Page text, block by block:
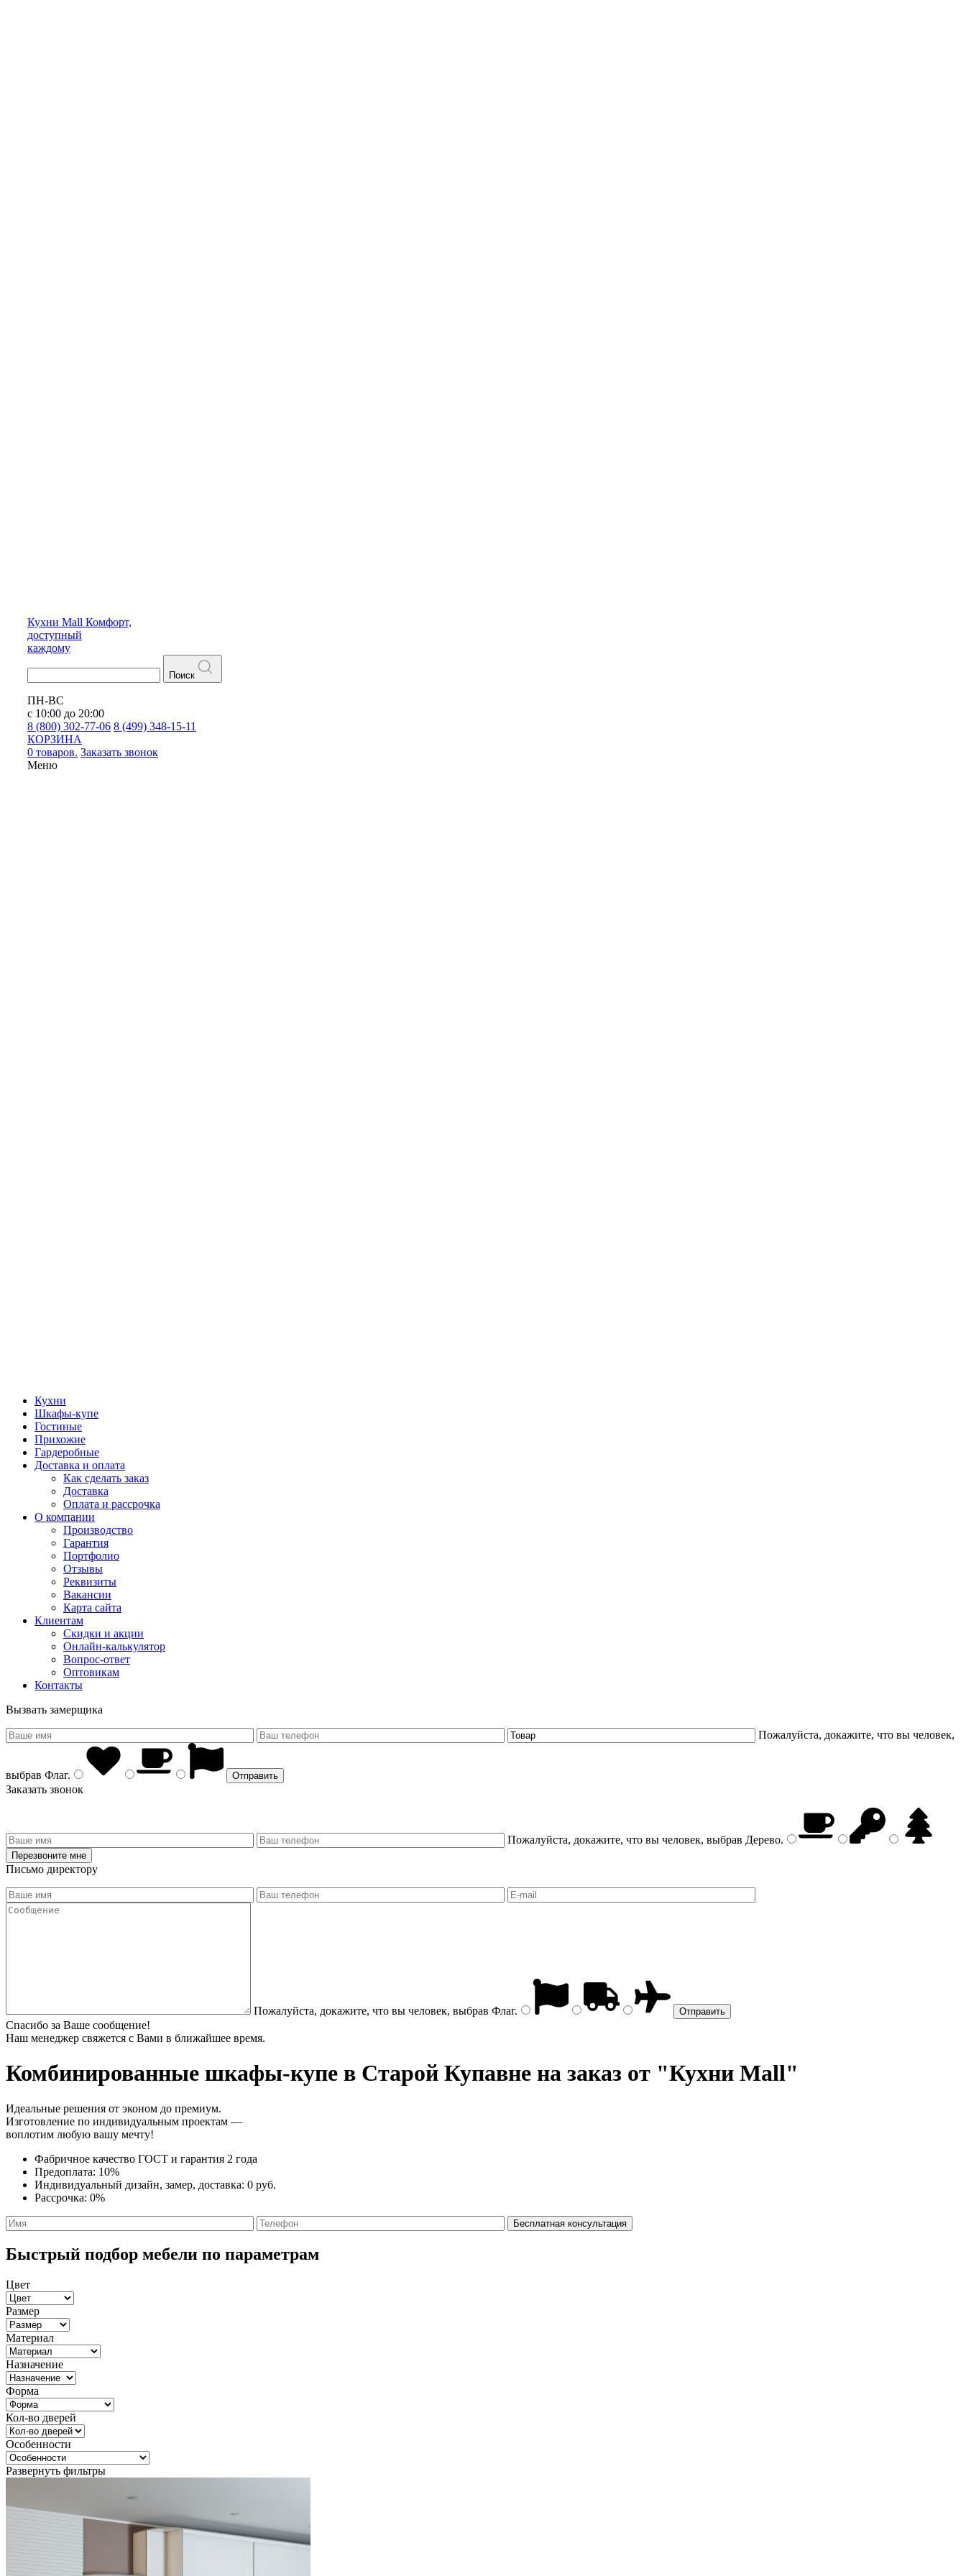
Кухни Mall Комфорт,
доступный
каждому
Поиск
ПН-ВС
с 10:00 до 20:00
8 (800) 302-77-06 8 (499) 348-15-11
КОРЗИНА
0 товаров. Заказать звонок
Меню
Кухни
Шкафы-купе
Гостиные
Прихожие
Гардеробные
Доставка и оплата
Как сделать заказ
Доставка
Оплата и рассрочка
О компании
Производство
Гарантия
Портфолио
Отзывы
Реквизиты
Вакансии
Карта сайта
Клиентам
Скидки и акции
Онлайн-калькулятор
Вопрос-ответ
Оптовикам
Контакты
Вызвать замерщика
Пожалуйста, докажите, что вы человек,
выбрав Флаг.
Заказать звонок
Пожалуйста, докажите, что вы человек, выбрав Дерево.
Письмо директору
Пожалуйста, докажите, что вы человек, выбрав Флаг.
Спасибо за Ваше сообщение!
Наш менеджер свяжется с Вами в ближайшее время.
Комбинированные шкафы-купе в Старой Купавне на заказ от "Кухни Mall"
Идеальные решения от эконом до премиум.
Изготовление по индивидуальным проектам —
воплотим любую вашу мечту!
Фабричное качество ГОСТ и гарантия 2 года
Предоплата: 10%
Индивидуальный дизайн, замер, доставка: 0 руб.
Рассрочка: 0%
Быстрый подбор мебели по параметрам
Цвет
Размер
Материал
Назначение
Форма
Кол-во дверей
Особенности
Развернуть фильтры